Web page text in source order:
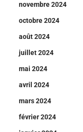
novembre 2024
octobre 2024
août 2024
juillet 2024
mai 2024
avril 2024
mars 2024
février 2024